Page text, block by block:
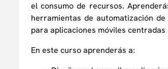
el consumo de recursos.
herramientas de automatización
para aplicaciones móviles centradas
En este curso aprenderás a: